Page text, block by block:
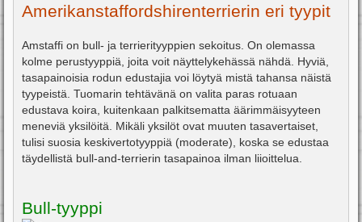
Amerikanstaffordshirenterrierin eri tyypit
Amstaffi on bull- ja terrierityyppien sekoitus. On olemassa
kolme perustyyppiä, joita voit näyttelykehässä nähdä. Hyviä,
tasapainoisia rodun edustajia voi löytyä mistä tahansa näistä
tyypeistä. Tuomarin tehtävänä on valita paras rotuaan
edustava koira, kuitenkaan palkitsematta äärimmäisyyteen
meneviä yksilöitä. Mikäli yksilöt ovat muuten tasavertaiset,
tulisi suosia keskivertotyyppiä (moderate), koska se edustaa
täydellistä bull-and-terrierin tasapainoa ilman liioittelua.
Bull-tyyppi